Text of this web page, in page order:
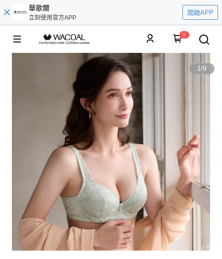
華歌爾
立刻使用官方APP
開啟APP
0
1/9